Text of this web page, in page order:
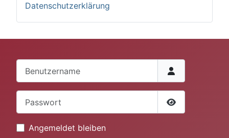
Datenschutzerklärung
Passwort
Angemeldet bleiben